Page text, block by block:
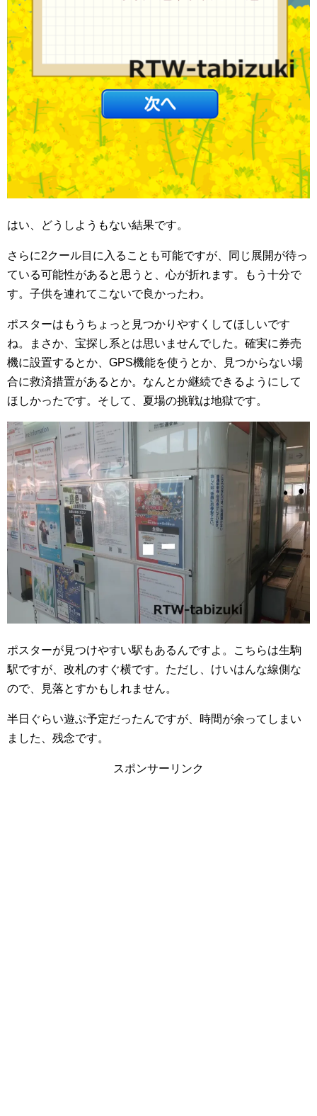
はい、どうしようもない結果です。
さらに2クール目に入ることも可能ですが、同じ展開が待っ
ている可能性があると思うと、心が折れます。もう十分で
す。子供を連れてこないで良かったわ。
ポスターはもうちょっと見つかりやすくしてほしいです
ね。まさか、宝探し系とは思いませんでした。確実に券売
機に設置するとか、GPS機能を使うとか、見つからない場
合に救済措置があるとか。なんとか継続できるようにして
ほしかったです。そして、夏場の挑戦は地獄です。
ポスターが見つけやすい駅もあるんですよ。こちらは生駒
駅ですが、改札のすぐ横です。ただし、けいはんな線側な
ので、見落とすかもしれません。
半日ぐらい遊ぶ予定だったんですが、時間が余ってしまい
ました、残念です。
スポンサーリンク